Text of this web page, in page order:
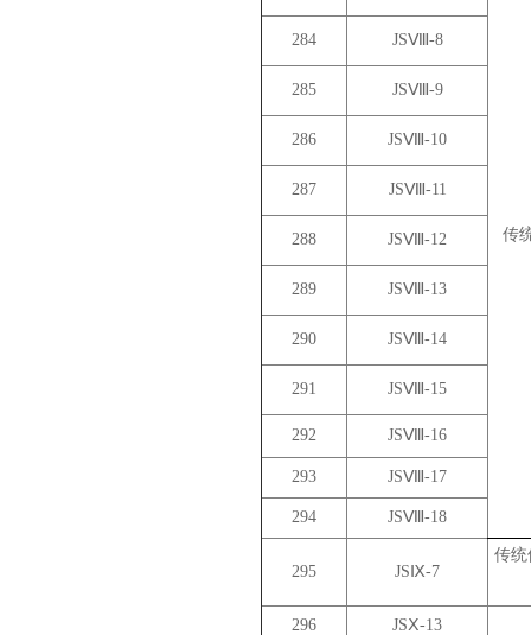
传
284 JSⅧ-8
285 JSⅧ-9
286 JSⅧ-10
287 JSⅧ-11
288 JSⅧ-12
289 JSⅧ-13
290 JSⅧ-14
291 JSⅧ-15
292 JSⅧ-16
293 JSⅧ-17
294 JSⅧ-18
295 JSⅨ-7
传统
296 JSⅩ-13